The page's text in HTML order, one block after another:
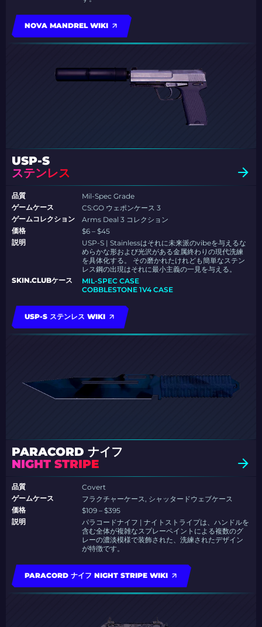
NOVA MANDREL WIKI
USP-S
ステンレス
品質
Mil-Spec Grade
ゲームケース
CS:GO ウェポンケース 3
ゲームコレクション
Arms Deal 3 コレクション
価格
$6 – $45
説明
USP-S | Stainlessはそれに未来派のvibeを与えるな
めらかな形および光沢がある金属終わりの現代洗練
を具体化する。 その磨かれたけれども簡単なステン
レス鋼の出現はそれに最小主義の一見を与える。
SKIN.CLUBケース
MIL-SPEC CASE
COBBLESTONE 1V4 CASE
USP-S ステンレス WIKI
PARACORD ナイフ
NIGHT STRIPE
品質
Covert
ゲームケース
フラクチャーケース, シャッタードウェブケース
価格
$109 – $395
説明
パラコードナイフ | ナイトストライプは、ハンドルを
含む全体が複雑なスプレーペイントによる複数のグ
レーの濃淡模様で装飾された、洗練されたデザイン
が特徴です。
PARACORD ナイフ NIGHT STRIPE WIKI